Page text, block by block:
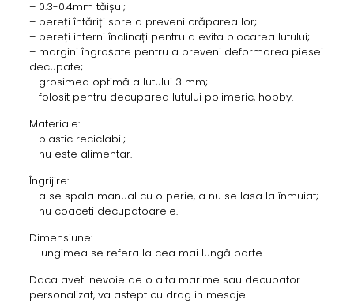
– 0.3-0.4mm tăișul;
– pereți întăriți spre a preveni crăparea lor;
– pereți interni înclinați pentru a evita blocarea lutului;
– margini îngroșate pentru a preveni deformarea piesei
decupate;
– grosimea optimă a lutului 3 mm;
– folosit pentru decuparea lutului polimeric, hobby.
Materiale:
– plastic reciclabil;
– nu este alimentar.
Îngrijire:
– a se spala manual cu o perie, a nu se lasa la înmuiat;
– nu coaceti decupatoarele.
Dimensiune:
– lungimea se refera la cea mai lungă parte.
Daca aveti nevoie de o alta marime sau decupator
personalizat, va astept cu drag in mesaje.